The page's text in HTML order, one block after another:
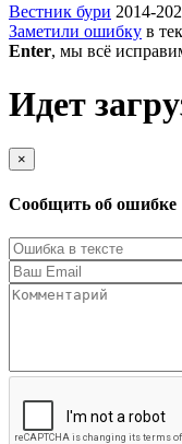
Вестник бури 2014-
Заметили ошибку в
Enter, мы всё
Идет
×
Сообщить об ошибке